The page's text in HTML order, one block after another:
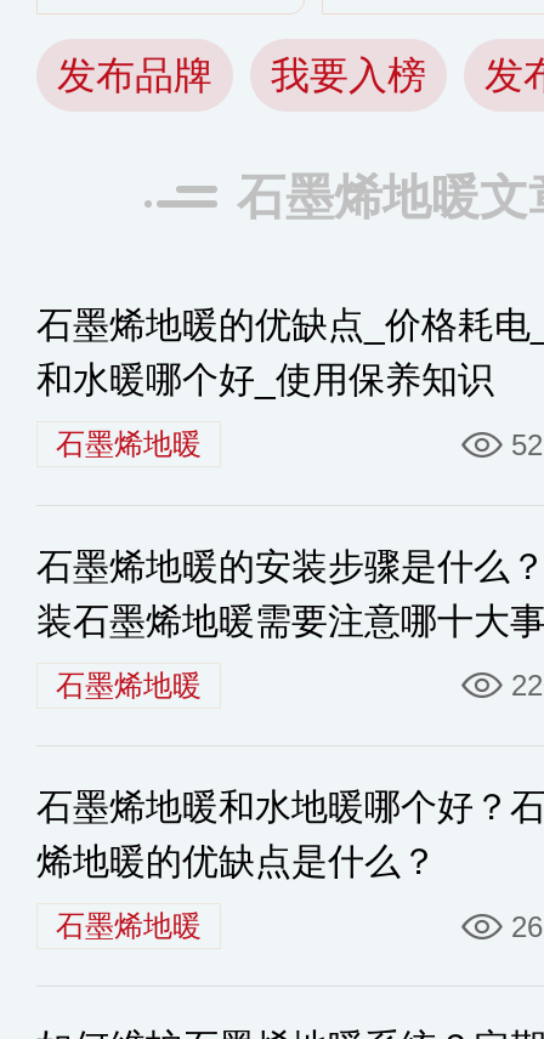
发布品牌 我要入榜 发
石墨烯地暖文
石墨烯地暖的优缺点_价格耗电
和水暖哪个好_使用保养知识
石墨烯地暖
石墨烯地暖的安装步骤是什么
装石墨烯地暖需要注意哪十大
项？
石墨烯地暖
石墨烯地暖和水地暖哪个好？
烯地暖的优缺点是什么？
石墨烯地暖